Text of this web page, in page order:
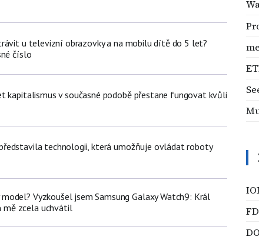
u televizní obrazovky a na mobilu dítě do 5 let?
číslo
kapitalismus v současné podobě přestane fungovat kvůli
technologii, která umožňuje ovládat roboty
Vyzkoušel jsem Samsung Galaxy Watch9: Král
mě zcela uchvátil
DO_